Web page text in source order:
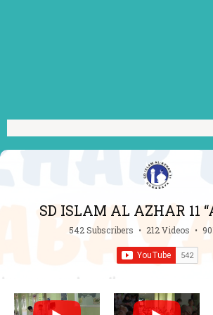
SD ISLAM AL AZHAR 11
Surabaya
542 Subscribers • 212 Videos •